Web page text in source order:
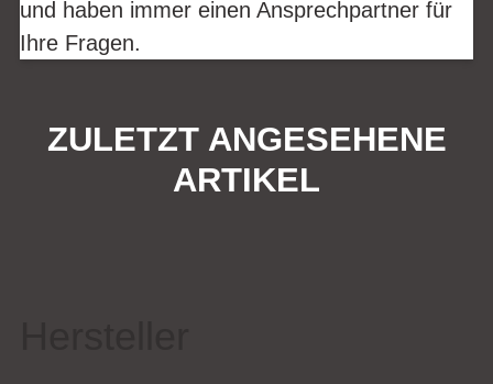
und haben immer einen Ansprechpartner für
Ihre Fragen.
ZULETZT ANGESEHENE
ARTIKEL